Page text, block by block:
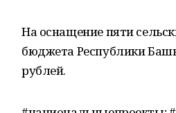
На оснащение пяти
бюджета Республики
рублей.